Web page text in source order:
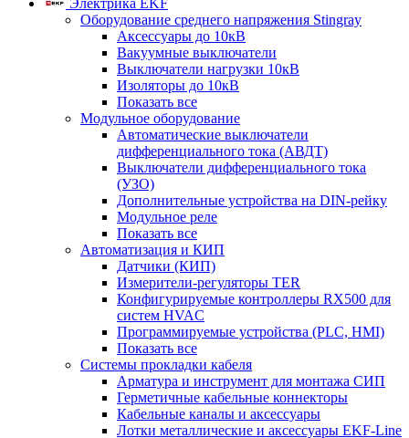
Электрика EKF
Оборудование среднего напряжения Stingray
Аксессуары до 10кВ
Вакуумные выключатели
Выключатели нагрузки 10кВ
Изоляторы до 10кВ
Показать все
Модульное оборудование
Автоматические выключатели
дифференциального тока (АВДТ)
Выключатели дифференциального тока
(УЗО)
Дополнительные устройства на DIN-рейку
Модульное реле
Показать все
Автоматизация и КИП
Датчики (КИП)
Измерители-регуляторы TER
Конфигурируемые контроллеры RX500 для
систем HVAC
Программируемые устройства (PLC, HMI)
Показать все
Системы прокладки кабеля
Арматура и инструмент для монтажа СИП
Герметичные кабельные коннекторы
Кабельные каналы и аксессуары
Лотки металлические и аксессуары EKF-Line